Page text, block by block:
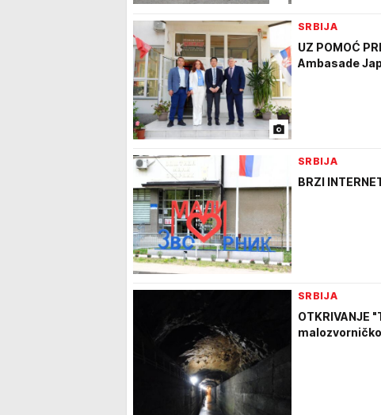
SRBIJA
UZ POMOĆ
Ambasade
SRBIJA
BRZI
SRBIJA
OTKRIVANJE